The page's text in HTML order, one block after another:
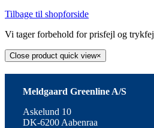
Tilbage til shopforside
Vi tager forbehold for prisfejl og
Close product quick view×
Meldgaard Greenline A/S
Askelund 10
DK-6200 Aabenraa